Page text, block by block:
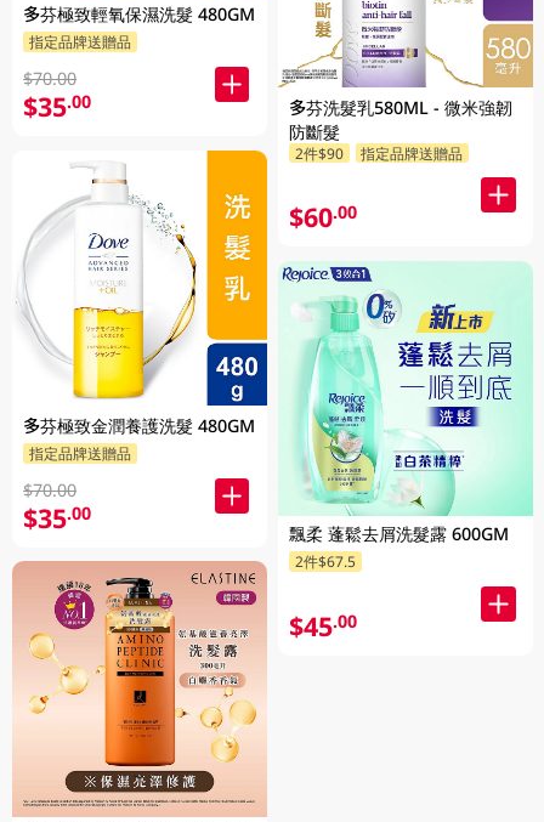
多芬極致輕氧保濕洗髮 480GM
指定品牌送贈品
$70.00
$35.00
多芬極致金潤養護洗髮 480GM
指定品牌送贈品
$70.00
$35.00
多芬洗髮乳580ML - 微米強韌
防斷髮
2件$90 指定品牌送贈品
$60.00
飄柔 蓬鬆去屑洗髮露 600GM
2件$67.5
$45.00